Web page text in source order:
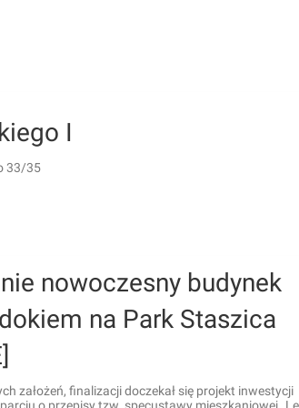
I
33/35
nowoczesny budynek
na Park Staszica
założeń, finalizacji doczekał się projekt inwestycji